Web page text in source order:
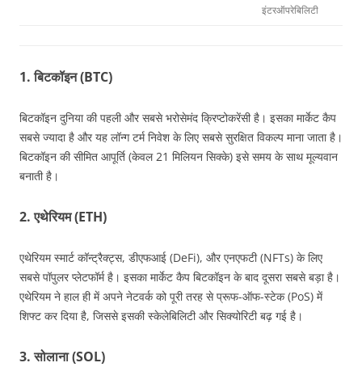
इंटरऑपरेबिलिटी
1. बिटकॉइन (BTC)
बिटकॉइन दुनिया की पहली और सबसे भरोसेमंद क्रिप्टोकरेंसी है। इसका मार्केट कैप
सबसे ज्यादा है और यह लॉन्ग टर्म निवेश के लिए सबसे सुरक्षित विकल्प माना जाता है।
बिटकॉइन की सीमित आपूर्ति (केवल 21 मिलियन सिक्के) इसे समय के साथ मूल्यवान
बनाती है।
2. एथेरियम (ETH)
एथेरियम स्मार्ट कॉन्ट्रैक्ट्स, डीएफआई (DeFi), और एनएफटी (NFTs) के लिए
सबसे पॉपुलर प्लेटफॉर्म है। इसका मार्केट कैप बिटकॉइन के बाद दूसरा सबसे बड़ा है।
एथेरियम ने हाल ही में अपने नेटवर्क को पूरी तरह से प्रूफ-ऑफ-स्टेक (PoS) में
शिफ्ट कर दिया है, जिससे इसकी स्केलेबिलिटी और सिक्योरिटी बढ़ गई है।
3. सोलाना (SOL)